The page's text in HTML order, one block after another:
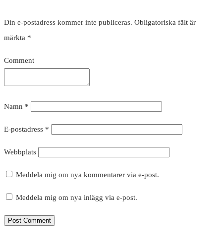
Din e-postadress kommer inte publiceras. Obligatoriska fält är
märkta *
Comment
Namn *
E-postadress *
Webbplats
Meddela mig om nya kommentarer via e-post.
Meddela mig om nya inlägg via e-post.